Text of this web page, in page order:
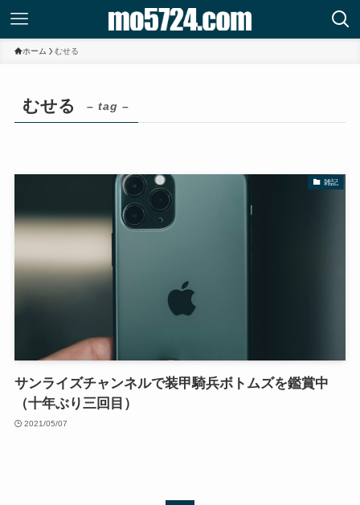
ホーム むせる
むせる – tag –
雑記
サンライズチャンネルで装甲騎兵ボトムズを鑑賞中
（十年ぶり三回目）
2021/05/07